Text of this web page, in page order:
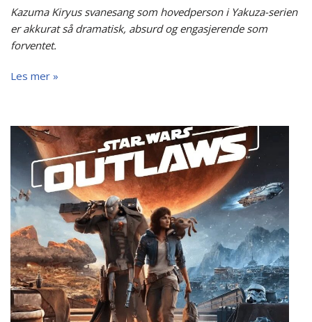
Kazuma Kiryus svanesang som hovedperson i Yakuza-serien
er akkurat så dramatisk, absurd og engasjerende som
forventet.
Les mer »